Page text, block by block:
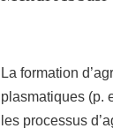
La formation
plasmatiques (p.
les processus